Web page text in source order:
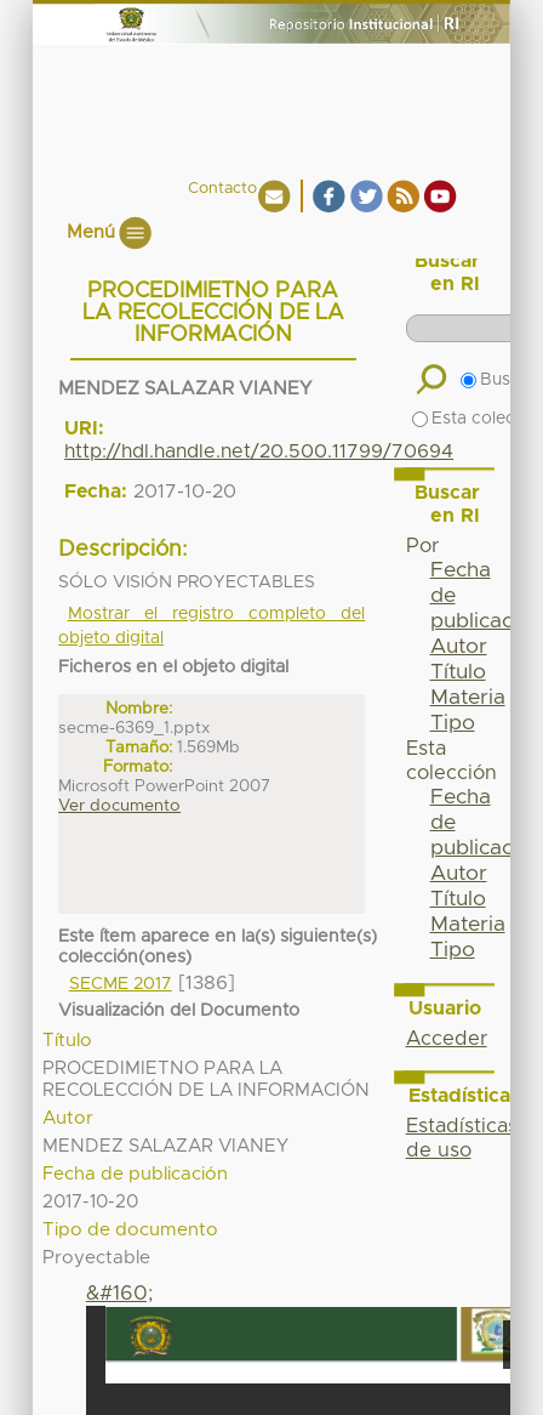
Contacto
Menú
PROCEDIMIETNO PARA
LA RECOLECCIÓN DE LA
INFORMACIÓN
MENDEZ SALAZAR VIANEY
URI:
http://hdl.handle.net/20.500.11799/70694
Fecha: 2017-10-20
Descripción:
SÓLO VISIÓN PROYECTABLES
Mostrar el registro completo del
objeto digital
Ficheros en el objeto digital
Nombre:
secme-6369_1.pptx
Tamaño: 1.569Mb
Formato:
Microsoft PowerPoint 2007
Ver documento
Este ítem aparece en la(s) siguiente(s)
colección(ones)
SECME 2017
[1386]
Visualización del Documento
Título
PROCEDIMIETNO PARA LA
RECOLECCIÓN DE LA INFORMACIÓN
Autor
MENDEZ SALAZAR VIANEY
Fecha de publicación
2017-10-20
Tipo de documento
Proyectable
&#160;
Buscar
en RI
Buscar
Esta
Buscar
en RI
Por
Fecha
de
publicación
Autor
Título
Materia
Tipo
Esta
colección
Fecha
de
publicación
Autor
Título
Materia
Tipo
Usuario
Acceder
Estadísticas
Estadísticas
de uso